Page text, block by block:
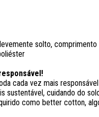
solto,
cada vez mais
sustentável, cuidando do
como better cotton,